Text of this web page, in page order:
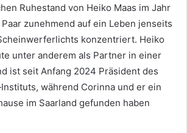
Ruhestand von Heiko Maas im Jahr
zunehmend auf ein Leben jenseits
konzentriert. Heiko
unter anderem als Partner in einer
ist seit Anfang 2024 Präsident des
während Corinna und er ein
im Saarland gefunden haben